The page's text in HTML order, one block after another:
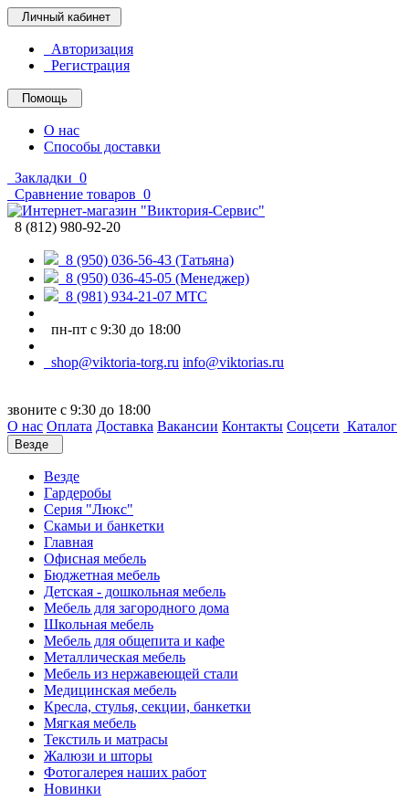
Личный кабинет
Авторизация
Регистрация
Помощь
О нас
Способы доставки
Закладки 0
Сравнение товаров 0
8 (812) 980-92-20
8 (950) 036-56-43 (Татьяна)
8 (950) 036-45-05 (Менеджер)
8 (981) 934-21-07 МТС
пн-пт с 9:30 до 18:00
shop@viktoria-torg.ru info@viktorias.ru
звоните с 9:30 до 18:00
О нас Оплата Доставка Вакансии Контакты Соцсети Каталог
Везде
Везде
Гардеробы
Серия "Люкс"
Скамьи и банкетки
Главная
Офисная мебель
Бюджетная мебель
Детская - дошкольная мебель
Мебель для загородного дома
Школьная мебель
Мебель для общепита и кафе
Металлическая мебель
Мебель из нержавеющей стали
Медицинская мебель
Кресла, стулья, секции, банкетки
Мягкая мебель
Текстиль и матрасы
Жалюзи и шторы
Фотогалерея наших работ
Новинки